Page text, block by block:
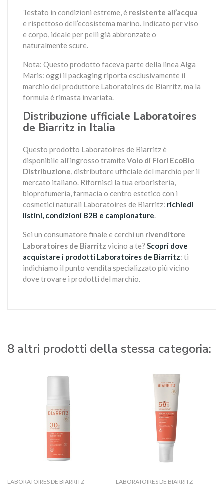
Testato in condizioni estreme, è resistente all’acqua
e rispettoso dell’ecosistema marino. Indicato per viso
e corpo, ideale per pelli già abbronzate o
naturalmente scure.
Nota: Questo prodotto faceva parte della linea Alga
Maris: oggi il packaging riporta esclusivamente il
marchio del produttore Laboratoires de Biarritz, ma la
formula è rimasta invariata.
Distribuzione ufficiale Laboratoires
de Biarritz in Italia
Questo prodotto Laboratoires de Biarritz è
disponibile all'ingrosso tramite Volo di Fiori EcoBio
Distribuzione, distributore ufficiale del marchio per il
mercato italiano. Rifornisci la tua erboristeria,
bioprofumeria, farmacia o centro estetico con i
cosmetici naturali Laboratoires de Biarritz: richiedi
listini, condizioni B2B e campionature.
Sei un consumatore finale e cerchi un rivenditore
Laboratoires de Biarritz vicino a te? Scopri dove
acquistare i prodotti Laboratoires de Biarritz: ti
indichiamo il punto vendita specializzato più vicino
dove trovare i prodotti del marchio.
8 altri prodotti della stessa categoria:
LABORATOIRES DE BIARRITZ LABORATOIRES DE BIARRITZ